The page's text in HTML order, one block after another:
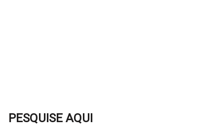
PESQUISE AQUI